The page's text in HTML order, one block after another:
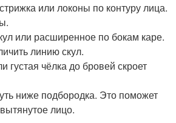
или локоны по контуру лица.
или расширенное по бокам каре.
линию скул.
густая чёлка до бровей скроет
ниже подбородка. Это поможет
лицо.